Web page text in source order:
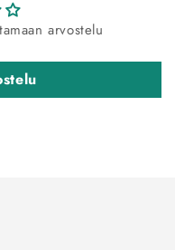
arvostelu